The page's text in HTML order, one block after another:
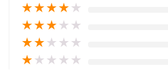
★★★★ ★
★★★ ★ ★
★★ ★ ★ ★
★ ★ ★ ★ ★